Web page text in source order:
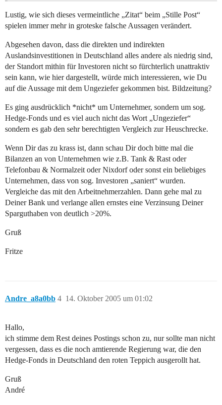
Lustig, wie sich dieses vermeintliche „Zitat“ beim „Stille Post“
spielen immer mehr in groteske falsche Aussagen verändert.
Abgesehen davon, dass die direkten und indirekten
Auslandsinvestitionen in Deutschland alles andere als niedrig sind,
der Standort mithin für Investoren nicht so fürchterlich unattraktiv
sein kann, wie hier dargestellt, würde mich interessieren, wie Du
auf die Aussage mit dem Ungeziefer gekommen bist. Bildzeitung?
Es ging ausdrücklich *nicht* um Unternehmer, sondern um sog.
Hedge-Fonds und es viel auch nicht das Wort „Ungeziefer“
sondern es gab den sehr berechtigten Vergleich zur Heuschrecke.
Wenn Dir das zu krass ist, dann schau Dir doch bitte mal die
Bilanzen an von Unternehmen wie z.B. Tank & Rast oder
Telefonbau & Normalzeit oder Nixdorf oder sonst ein beliebiges
Unternehmen, dass von sog. Investoren „saniert“ wurden.
Vergleiche das mit den Arbeitnehmerzahlen. Dann gehe mal zu
Deiner Bank und verlange allen ernstes eine Verzinsung Deiner
Sparguthaben von deutlich >20%.
Gruß
Fritze
Andre_a8a0bb 14. Oktober 2005 um 01:02
4
Hallo,
ich stimme dem Rest deines Postings schon zu, nur sollte man nicht
vergessen, dass es die noch amtierende Regierung war, die den
Hedge-Fonds in Deutschland den roten Teppich ausgerollt hat.
Gruß
André